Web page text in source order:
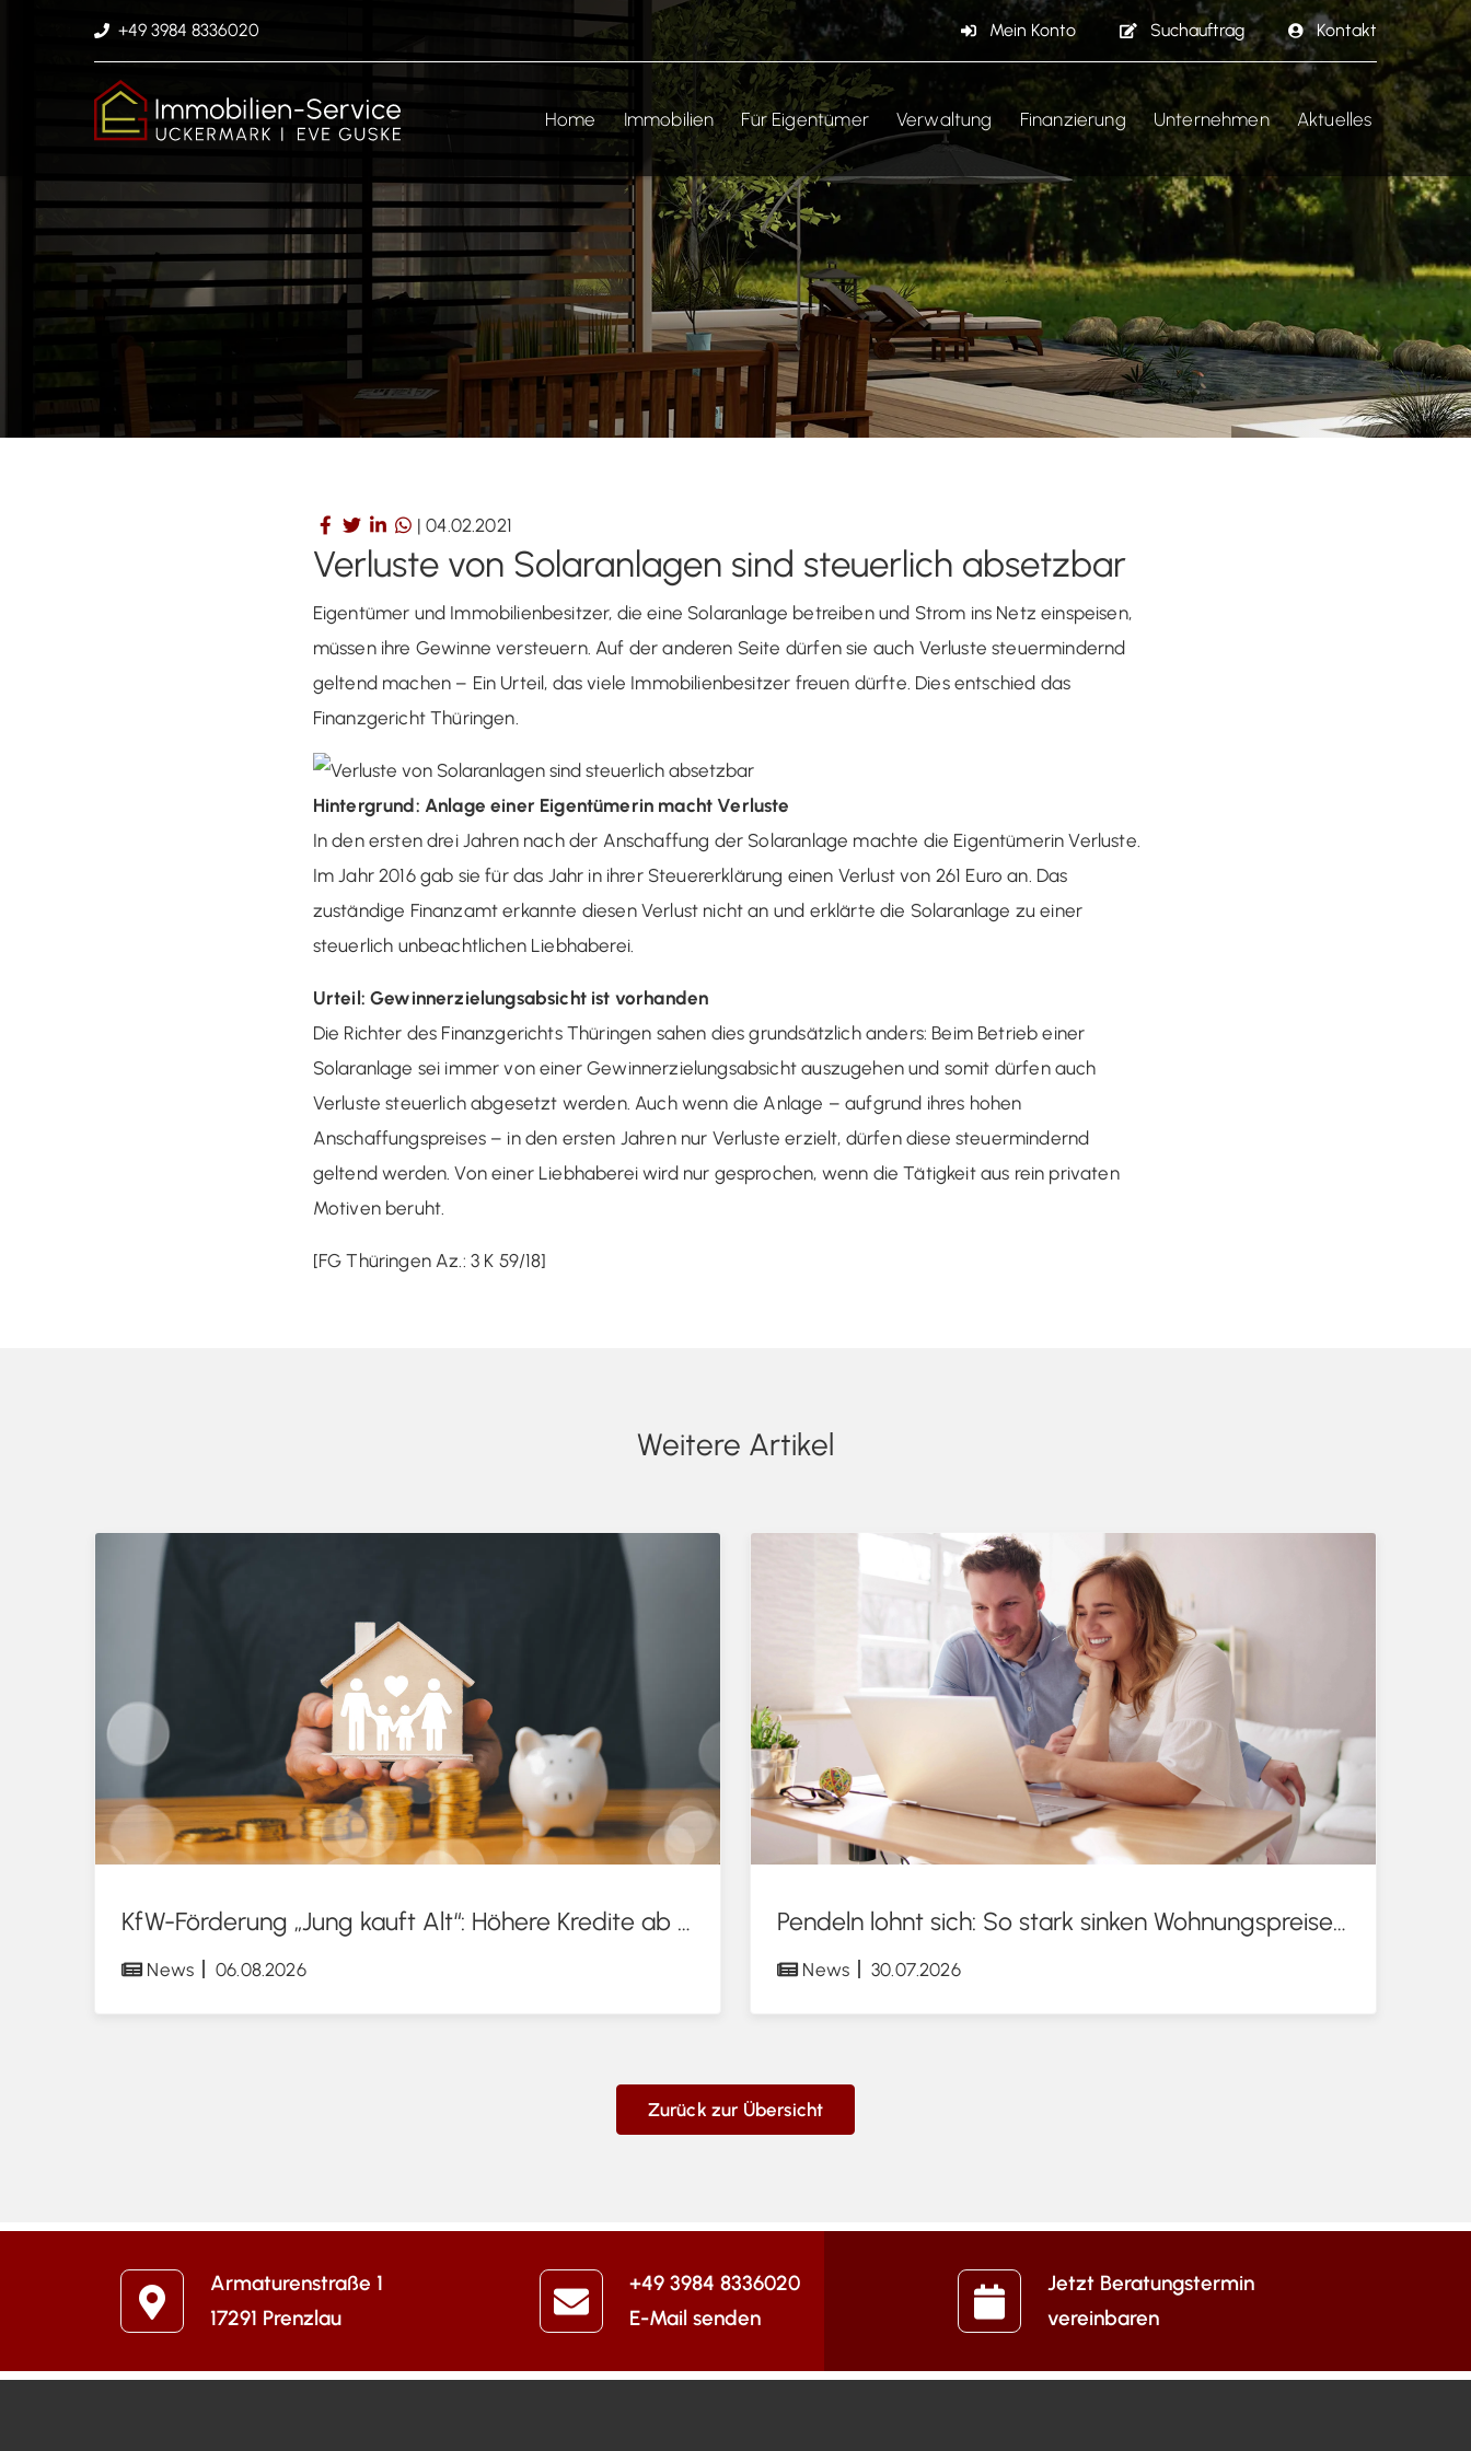
+49 3984 8336020 Mein Konto Suchauftrag Kontakt
Home Immobilien Für Eigentümer Verwaltung Finanzierung Unternehmen Aktuelles
|04.02.2021
Verluste von Solaranlagen sind steuerlich absetzbar
Eigentümer und Immobilienbesitzer, die eine Solaranlage betreiben und Strom ins Netz einspeisen,
müssen ihre Gewinne versteuern. Auf der anderen Seite dürfen sie auch Verluste steuermindernd
geltend machen – Ein Urteil, das viele Immobilienbesitzer freuen dürfte. Dies entschied das
Finanzgericht Thüringen.
Hintergrund: Anlage einer Eigentümerin macht Verluste
In den ersten drei Jahren nach der Anschaffung der Solaranlage machte die Eigentümerin Verluste.
Im Jahr 2016 gab sie für das Jahr in ihrer Steuererklärung einen Verlust von 261 Euro an. Das
zuständige Finanzamt erkannte diesen Verlust nicht an und erklärte die Solaranlage zu einer
steuerlich unbeachtlichen Liebhaberei.
Urteil: Gewinnerzielungsabsicht ist vorhanden
Die Richter des Finanzgerichts Thüringen sahen dies grundsätzlich anders: Beim Betrieb einer
Solaranlage sei immer von einer Gewinnerzielungsabsicht auszugehen und somit dürfen auch
Verluste steuerlich abgesetzt werden. Auch wenn die Anlage – aufgrund ihres hohen
Anschaffungspreises – in den ersten Jahren nur Verluste erzielt, dürfen diese steuermindernd
geltend werden. Von einer Liebhaberei wird nur gesprochen, wenn die Tätigkeit aus rein privaten
Motiven beruht.
[FG Thüringen Az.: 3 K 59/18]
Weitere Artikel
KfW-Förderung „Jung kauft Alt“: Höhere Kredite ab August 2026
News 06.08.2026
Pendeln lohnt sich: So stark sinken Wohnungspreise im Umland
News 30.07.2026
Zurück zur Übersicht
Armaturenstraße 1
17291 Prenzlau
+49 3984 8336020
E-Mail senden
Jetzt Beratungstermin
vereinbaren